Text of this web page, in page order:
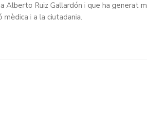
Alberto Ruiz Gallardón i que ha generat
i a la ciutadania.